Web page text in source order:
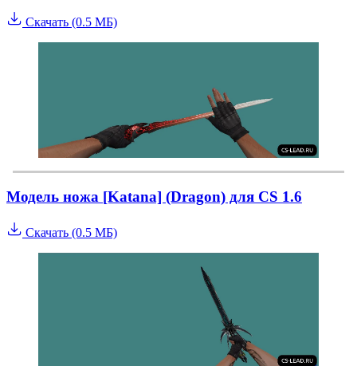
Скачать (0.5 МБ)
Модель ножа [Katana] (Dragon) для CS 1.6
Скачать (0.5 МБ)